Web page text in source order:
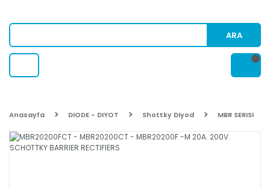
ARA
Anasayfa DIODE - DIYOT Shottky Diyod MBR SERISI